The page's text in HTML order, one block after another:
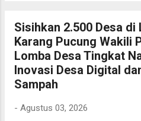
pelaksanaan
berlangsung
Lapangan
Pemkab
Radityo Egi
Sisihkan 2.500 Desa di
Karang Pucung Wakili
Lomba Desa Tingkat
Inovasi Desa Digital
Sampah
- Agustus 03, 2026